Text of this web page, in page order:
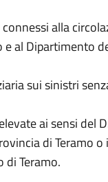
alla
al Dipartimento
sui sinistri
ai sensi del
di Teramo
di Teramo.